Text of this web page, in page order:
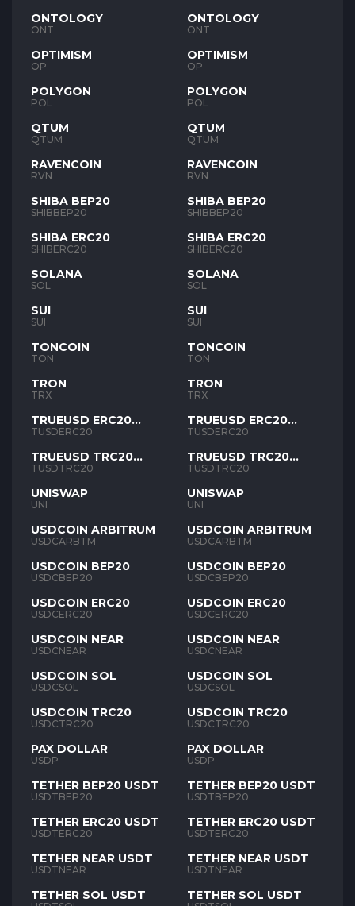
ONTOLOGY
ONT
OPTIMISM
OP
POLYGON
POL
QTUM
QTUM
RAVENCOIN
RVN
SHIBA BEP20
SHIBBEP20
SHIBA ERC20
SHIBERC20
SOLANA
SOL
SUI
SUI
TONCOIN
TON
TRON
TRX
TRUEUSD ERC20
TUSD
TUSDERC20
TRUEUSD TRC20
TUSD
TUSDTRC20
UNISWAP
UNI
USDCOIN ARBITRUM
USDCARBTM
USDCOIN BEP20
USDCBEP20
USDCOIN ERC20
USDCERC20
USDCOIN NEAR
USDCNEAR
USDCOIN SOL
USDCSOL
USDCOIN TRC20
USDCTRC20
PAX DOLLAR
USDP
TETHER BEP20 USDT
USDTBEP20
TETHER ERC20 USDT
USDTERC20
TETHER NEAR USDT
USDTNEAR
TETHER SOL USDT
ONTOLOGY
ONT
OPTIMISM
OP
POLYGON
POL
QTUM
QTUM
RAVENCOIN
RVN
SHIBA BEP20
SHIBBEP20
SHIBA ERC20
SHIBERC20
SOLANA
SOL
SUI
SUI
TONCOIN
TON
TRON
TRX
TRUEUSD ERC20
TUSD
TUSDERC20
TRUEUSD TRC20
TUSD
TUSDTRC20
UNISWAP
UNI
USDCOIN ARBITRUM
USDCARBTM
USDCOIN BEP20
USDCBEP20
USDCOIN ERC20
USDCERC20
USDCOIN NEAR
USDCNEAR
USDCOIN SOL
USDCSOL
USDCOIN TRC20
USDCTRC20
PAX DOLLAR
USDP
TETHER BEP20 USDT
USDTBEP20
TETHER ERC20 USDT
USDTERC20
TETHER NEAR USDT
USDTNEAR
TETHER SOL USDT